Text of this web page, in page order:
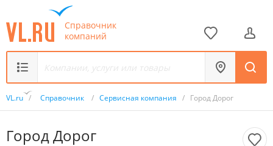
Справочник
компаний
VL.ru / Справочник / Сервисная компания / Город Дорог
Город Дорог